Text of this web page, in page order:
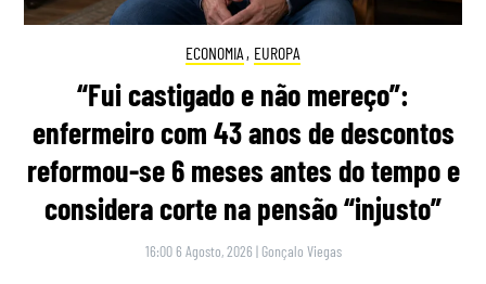
ECONOMIA , EUROPA
“Fui castigado e não mereço”:
enfermeiro com 43 anos de descontos
reformou-se 6 meses antes do tempo e
considera corte na pensão “injusto”
16:00 6 Agosto, 2026 | Gonçalo Viegas